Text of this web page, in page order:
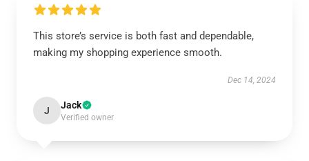
This store’s service is both fast and dependable,
making my shopping experience smooth.
Dec 14, 2024
J Jack
Verified owner